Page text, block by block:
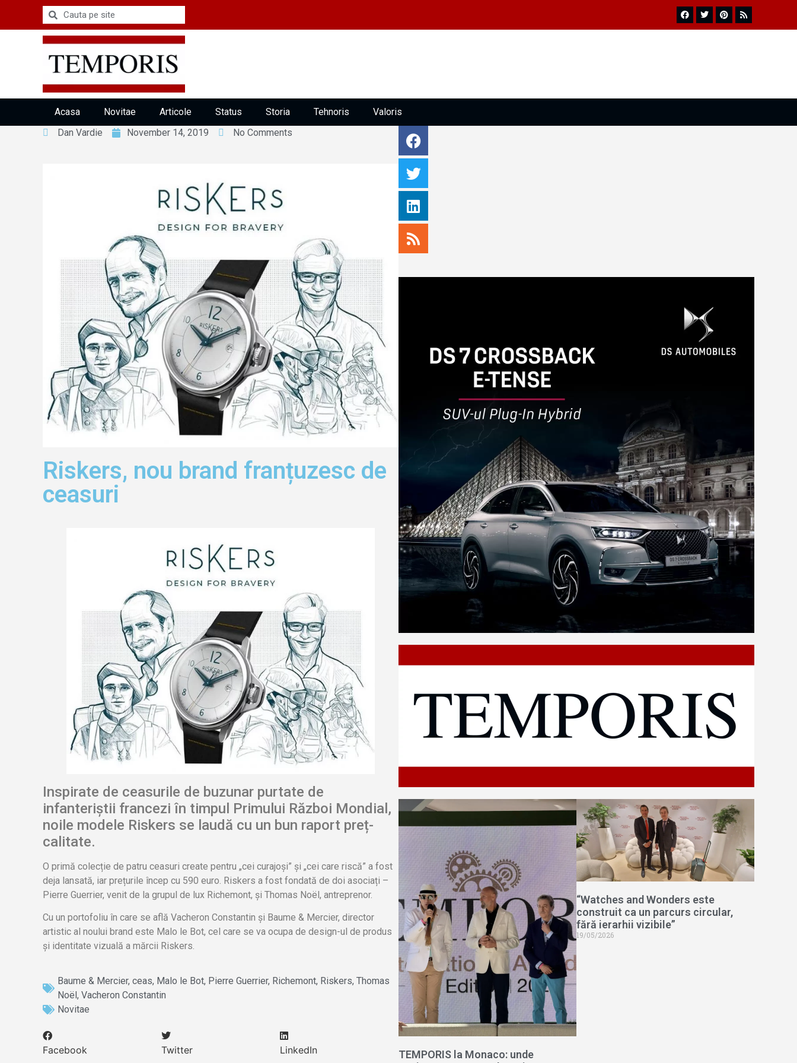
Acasa Novitae Articole Status Storia Tehnoris
Valoris
Dan Vardie
November 14, 2019 No Comments
Riskers, nou brand franțuzesc de
ceasuri
Inspirate de ceasurile de buzunar purtate de
infanteriștii francezi în timpul Primului Război Mondial,
noile modele Riskers se laudă cu un bun raport preț-
calitate.
O primă colecție de patru ceasuri create pentru „cei curajoși” și „cei care riscă” a fost
deja lansată, iar prețurile încep cu 590 euro. Riskers a fost fondată de doi asociați –
Pierre Guerrier, venit de la grupul de lux Richemont, și Thomas Noël, antreprenor.
Cu un portofoliu în care se află Vacheron Constantin și Baume & Mercier, director
artistic al noului brand este Malo le Bot, cel care se va ocupa de design-ul de produs
și identitate vizuală a mărcii Riskers.
Baume & Mercier, ceas, Malo le Bot, Pierre Guerrier, Richemont, Riskers, Thomas
Noël, Vacheron Constantin
Novitae
Facebook Twitter LinkedIn
TEMPORIS la Monaco: unde
“Watches and Wonders este
construit ca un parcurs circular,
fără ierarhii vizibile”
19/05/2026